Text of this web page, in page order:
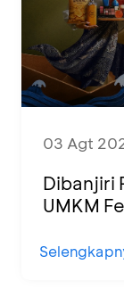
03 Agt
Dibanjiri
UMKM